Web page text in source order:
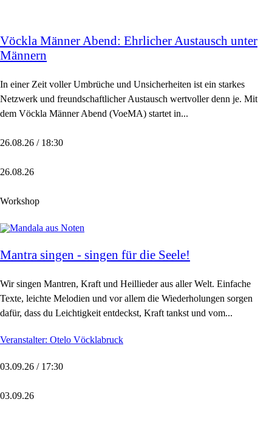
Vöckla Männer Abend: Ehrlicher Austausch unter
Männern
In einer Zeit voller Umbrüche und Unsicherheiten ist ein starkes
Netzwerk und freundschaftlicher Austausch wertvoller denn je. Mit
dem Vöckla Männer Abend (VoeMA) startet in...
26.08.26 / 18:30
26.08.26
Workshop
Mantra singen - singen für die Seele!
Wir singen Mantren, Kraft und Heillieder aus aller Welt. Einfache
Texte, leichte Melodien und vor allem die Wiederholungen sorgen
dafür, dass du Leichtigkeit entdeckst, Kraft tankst und vom...
Veranstalter: Otelo Vöcklabruck
03.09.26 / 17:30
03.09.26